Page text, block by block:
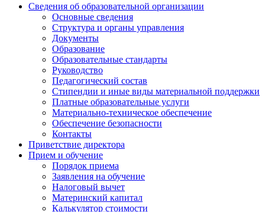
Сведения об образовательной организации
Основные сведения
Структура и органы управления
Документы
Образование
Образовательные стандарты
Руководство
Педагогический состав
Стипендии и иные виды материальной поддержки
Платные образовательные услуги
Материально-техническое обеспечение
Обеспечение безопасности
Контакты
Приветствие директора
Прием и обучение
Порядок приема
Заявления на обучение
Налоговый вычет
Материнский капитал
Калькулятор стоимости